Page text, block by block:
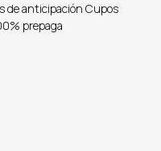
de anticipación Cupos
prepaga